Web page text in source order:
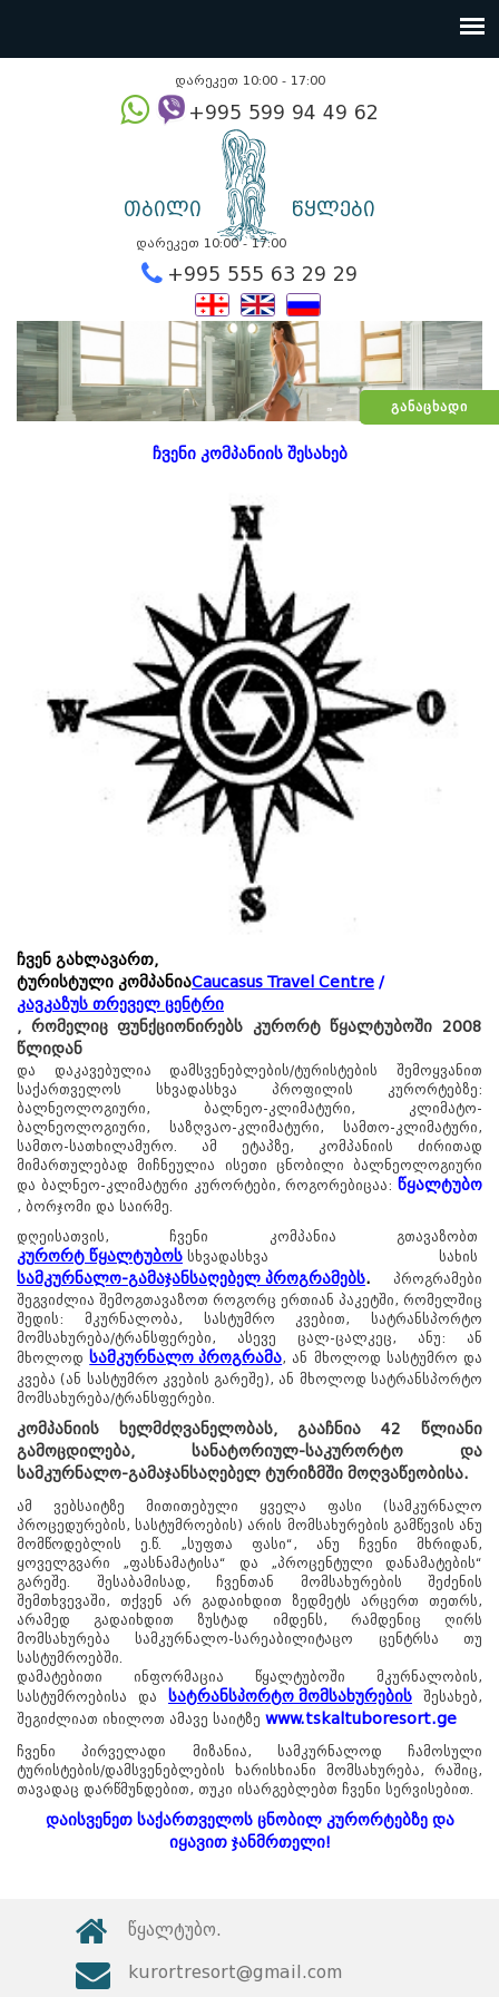
ᲒᲐᲜᲐᲪᲮᲐᲓᲘ
დარეკეთ 10:00 - 17:00
თბილი წყლები
დარეკეთ 10:00 - 17:00
+995 555 63 29
ჩვენი კომპანიის შესახებ
ჩვენ გახლავართ,
ტურისტული კომპანიაCaucasus Travel Centre /
კავკაზუს თრეველ ცენტრი
, რომელიც ფუნქციონირებს კურორტ წყალტუბოში 2008
წლიდან
და დაკავებულია დამსვენებლების/ტურისტების შემოყვანით
საქართველოს სხვადასხვა პროფილის კურორტებზე:
ბალნეოლოგიური, ბალნეო-კლიმატური, კლიმატო-
ბალნეოლოგიური, საზღვაო-კლიმატური, სამთო-კლიმატური,
სამთო-სათხილამურო. ამ ეტაპზე, კომპანიის ძირითად
მიმართულებად მიჩნეულია ისეთი ცნობილი ბალნეოლოგიური
და ბალნეო-კლიმატური კურორტები, როგორებიცაა: წყალტუბო
, ბორჯომი და საირმე.
დღეისათვის, ჩვენი კომპანია გთავაზობთ
კურორტ წყალტუბოს სხვადასხვა სახის
სამკურნალო-გამაჯანსაღებელ პროგრამებს. პროგრამები
შეგვიძლია შემოგთავაზოთ როგორც ერთიან პაკეტში, რომელშიც
შედის: მკურნალობა, სასტუმრო კვებით, სატრანსპორტო
მომსახურება/ტრანსფერები, ასევე ცალ-ცალკეც, ანუ: ან
მხოლოდსამკურნალო პროგრამა, ან მხოლოდ სასტუმრო და
კვება (ან სასტუმრო კვების გარეშე), ან მხოლოდ სატრანსპორტო
მომსახურება/ტრანსფერები.
კომპანიის ხელმძღვანელობას, გააჩნია 42 წლიანი
გამოცდილება, სანატორიულ-საკურორტო და
სამკურნალო-გამაჯანსაღებელ ტურიზმში მოღვაწეობისა.
ამ ვებსაიტზე მითითებული ყველა ფასი (სამკურნალო
პროცედურების, სასტუმროების) არის მომსახურების გამწევის ანუ
მომწოდებლის ე.წ. „სუფთა ფასი“, ანუ ჩვენი მხრიდან,
ყოველგვარი „ფასნამატისა“ და „პროცენტული დანამატების“
გარეშე. შესაბამისად, ჩვენთან მომსახურების შეძენის
შემთხვევაში, თქვენ არ გადაიხდით ზედმეტს არცერთ თეთრს,
არამედ გადაიხდით ზუსტად იმდენს, რამდენიც ღირს
მომსახურება სამკურნალო-სარეაბილიტაცო ცენტრსა თუ
სასტუმროებში.
დამატებითი ინფორმაცია წყალტუბოში მკურნალობის,
სასტუმროებისა და სატრანსპორტო მომსახურების შესახებ,
შეგიძლიათ იხილოთ ამავე საიტზე www.tskaltuboresort.ge
ჩვენი პირველადი მიზანია, სამკურნალოდ ჩამოსული
ტურისტების/დამსვენებლების ხარისხიანი მომსახურება, რაშიც,
თავადაც დარწმუნდებით, თუკი ისარგებლებთ ჩვენი სერვისებით.
დაისვენეთ საქართველოს ცნობილ კურორტებზე და
იყავით ჯანმრთელი!
წყალტუბო.
kurortresort@gmail.com
+995 555 63 29 29; 10:00-დან
17:00 საათამდე
www.tskaltuboresort.ge
© 2010 - 2026 CTC - Caucasus Travel Centre LTD
- ყველა უფლება დაცულია